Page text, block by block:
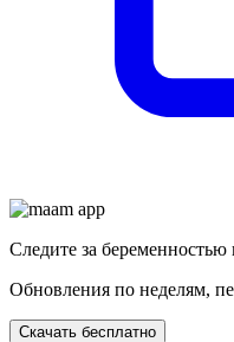
Следите за беременностью
Обновления по неделям,
Скачать бесплатно